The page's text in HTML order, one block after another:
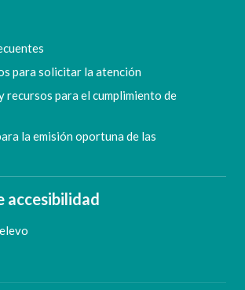
para solicitar la atención
recursos para el cumplimiento de
la emisión oportuna de las
accesibilidad